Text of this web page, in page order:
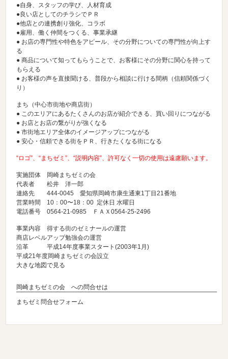
●自身、スタッフの学び、人材育成
●良い店としてのチラシでＰＲ
●他店との連携創り強化、コラボ
●雇用、働く仲間をつくる、事業承継
● お店の専門性や特色をアピール、その分野についての専門性が向上す
る
● 商品について知ってもらうことで、お客様にその分野に関心を持って
もらえる
● お客様の声を直接聞ける、普段から相談に行ける間柄（信頼関係づく
り）
まち（中心市街地や商店街）
● このエリアにあるたくさんのお店が紹介できる、買い回りにつながる
● お店とお店の繋がりが強くなる
● 市街地エリア全体のイメージアップにつながる
● 安心・信頼できる街をＰＲ、行きたくなる街になる
“ロゴ”、“まちゼミ”、“説明内容”、許可なく一切の使用は遠慮願います。
実施団体 岡崎まちゼミの会
代表者 松井 洋一郎
連絡先 444-0045 愛知県岡崎市康生通東1丁目21番地
営業時間 10：00〜18：00 定休日 水曜日
電話番号 0564-21-0985 ＦＡＸ0564-25-2496
事業内容 得する街のゼミナールの運営
商店レベルアップ勉強会の運営
沿革 平成14年度事業スタート(2003年1月)
平成21年度岡崎まちゼミの会設立
大きな地図で見る
岡崎まちゼミの会 への問合せは
まちゼミ問合せフォーム